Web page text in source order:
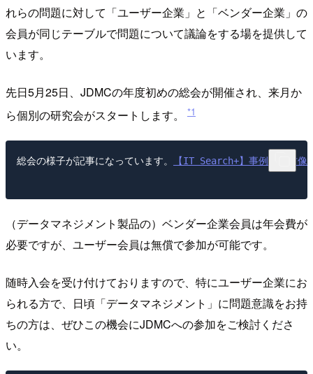
れらの問題に対して「ユーザー企業」と「ベンダー企業」の
会員が同じテーブルで問題について議論をする場を提供して
います。
先日5月25日、JDMCの年度初めの総会が開催され、来月か
ら個別の研究会がスタートします。
*1
総会の様子が記事になっています。 【IT Search+】事例・人材像
（データマネジメント製品の）ベンダー企業会員は年会費が
必要ですが、ユーザー会員は無償で参加が可能です。
随時入会を受け付けておりますので、特にユーザー企業にお
られる方で、日頃「データマネジメント」に問題意識をお持
ちの方は、ぜひこの機会にJDMCへの参加をご検討くださ
い。